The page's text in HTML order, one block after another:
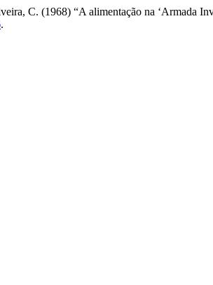
C. (1968) “A alimentação na ‘Armada
.